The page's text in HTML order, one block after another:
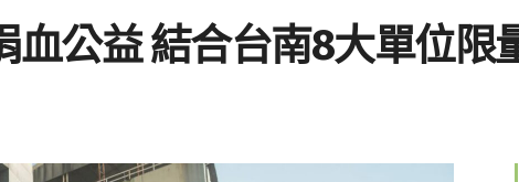
血公益 結合台南8大單位限